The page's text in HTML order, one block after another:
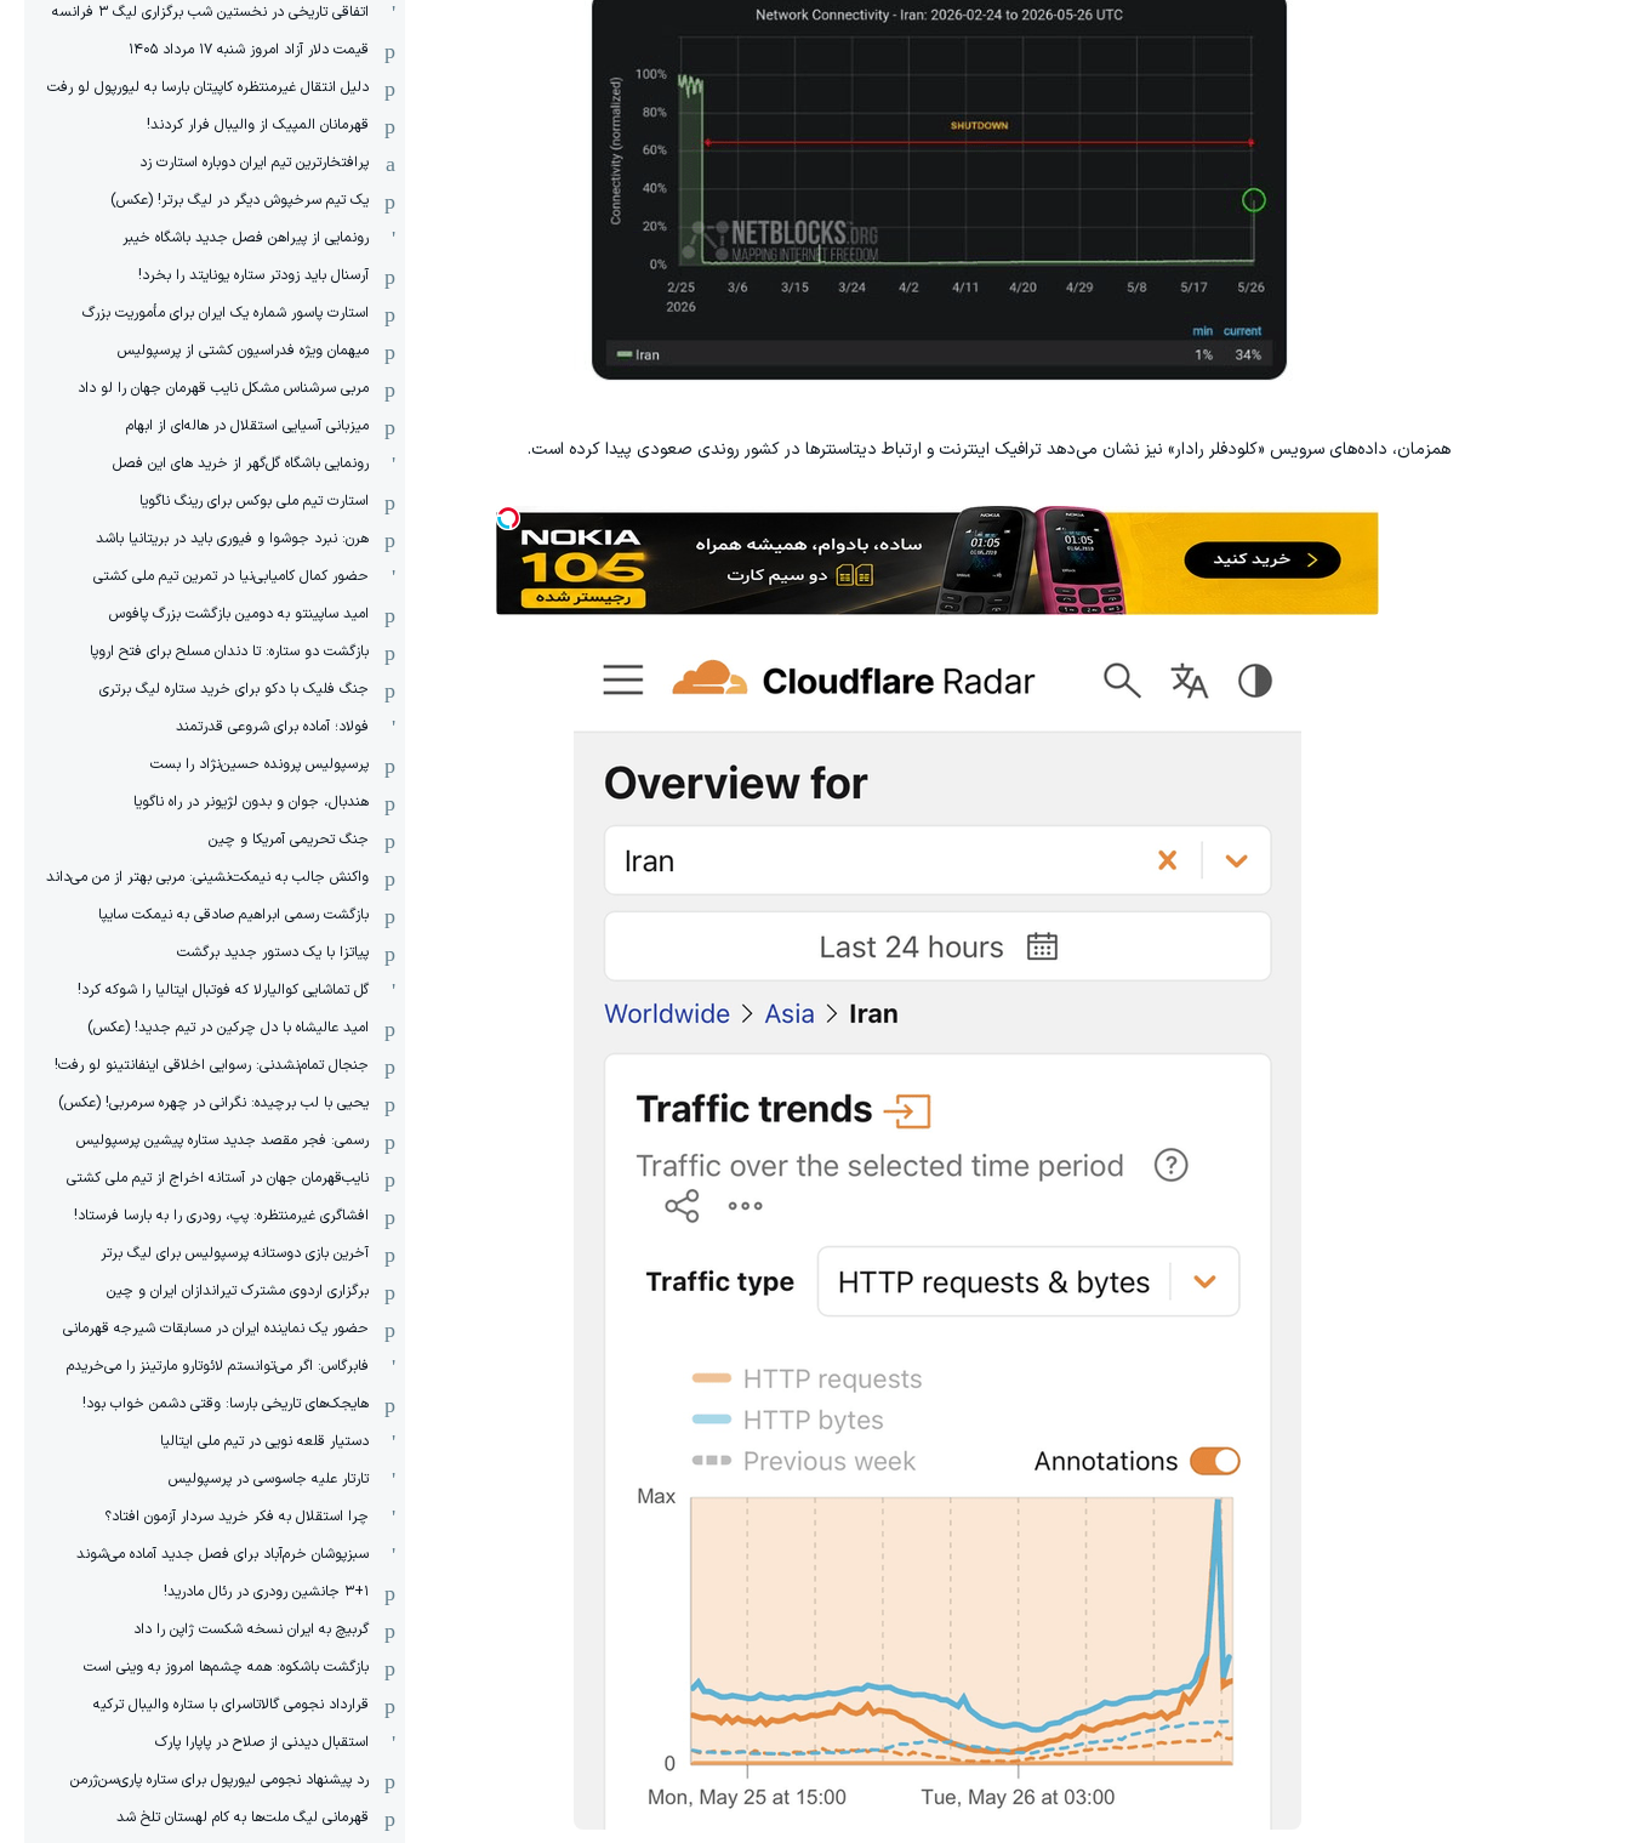
همزمان، داده‌های سرویس «کلودفلر رادار» نیز نشان می‌دهد ترافیک اینترنت و ارتباط دیتاسنترها در کشور روندی صعودی پیدا کرده است.
اتفاقی تاریخی در نخستین شب برگزاری لیگ ۳ فرانسه
قیمت دلار آزاد امروز شنبه ۱۷ مرداد ۱۴۰۵
دلیل انتقال غیرمنتظره کاپیتان بارسا به لیورپول لو رفت
قهرمانان المپیک از والیبال فرار کردند!
پرافتخارترین تیم ایران دوباره استارت زد
یک تیم سرخپوش دیگر در لیگ برتر! (عکس)
رونمایی از پیراهن فصل جدید باشگاه خیبر
آرسنال باید زودتر ستاره یونایتد را بخرد!
استارت پاسور شماره یک ایران برای مأموریت بزرگ
میهمان ویژه فدراسیون کشتی از پرسپولیس
مربی سرشناس مشکل نایب قهرمان جهان را لو داد
میزبانی آسیایی استقلال در هاله‌ای از ابهام
رونمایی باشگاه گل‌گهر از خرید های این فصل
استارت تیم ملی بوکس برای رینگ ناگویا
هرن: نبرد جوشوا و فیوری باید در بریتانیا باشد
حضور کمال کامیابی‌نیا در تمرین تیم ملی کشتی
امید ساپینتو به دومین بازگشت بزرگ پافوس
بازگشت دو ستاره: تا دندان مسلح برای فتح اروپا
جنگ فلیک با دکو برای خرید ستاره لیگ برتری
فولاد؛ آماده برای شروعی قدرتمند
پرسپولیس پرونده حسین‌نژاد را بست
هندبال، جوان و بدون لژیونر در راه ناگویا
جنگ تحریمی آمریکا و چین
واکنش جالب به نیمکت‌نشینی: مربی بهتر از من می‌داند
بازگشت رسمی ابراهیم صادقی به نیمکت سایپا
پیاتزا با یک دستور جدید برگشت
گل تماشایی کوالیارلا که فوتبال ایتالیا را شوکه کرد!
امید عالیشاه با دل چرکین در تیم جدید! (عکس)
جنجال تمام‌نشدنی:‌ رسوایی اخلاقی اینفانتینو لو رفت!
یحیی با لب برچیده: نگرانی در چهره سرمربی! (عکس)
رسمی: فجر مقصد جدید ستاره پیشین پرسپولیس
نایب‌قهرمان جهان در آستانه اخراج از تیم ملی کشتی
افشاگری غیرمنتظره: پپ، رودری را به بارسا فرستاد!
آخرین بازی دوستانه پرسپولیس برای لیگ برتر
برگزاری اردوی مشترک تیراندازان ایران و چین
حضور یک نماینده ایران در مسابقات شیرجه قهرمانی
فابرگاس: اگر می‌توانستم لائوتارو مارتینز را می‌خریدم
هایجک‌های تاریخی بارسا: وقتی دشمن خواب بود!
دستیار قلعه نویی در تیم ملی ایتالیا
تارتار علیه جاسوسی در پرسپولیس
چرا استقلال به فکر خرید سردار آزمون افتاد؟
سبزپوشان خرم‌آباد برای فصل جدید آماده می‌شوند
۳+۱ جانشین رودری در رئال مادرید!
گربیچ به ایران نسخه شکست ژاپن را داد
بازگشت باشکوه: همه چشم‌ها امروز به وینی است
قرارداد نجومی گالاتاسرای با ستاره والیبال ترکیه
استقبال دیدنی از صلاح در پاپارا پارک
رد پیشنهاد نجومی لیورپول برای ستاره پاری‌سن‌ژرمن
قهرمانی لیگ ملت‌ها به کام لهستان تلخ شد